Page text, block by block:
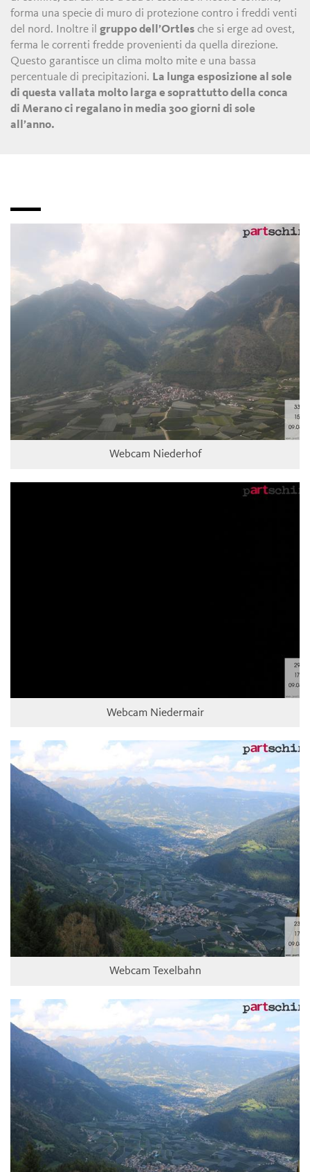
forma una specie di muro di protezione contro i freddi venti
del nord. Inoltre ilgruppo dell’Ortles che si erge ad ovest,
ferma le correnti fredde provenienti da quella direzione.
Questo garantisce un clima molto mite e una bassa
percentuale di precipitazioni. La lunga esposizione al sole
di questa vallata molto larga e soprattutto della conca
di Merano ci regalano in media 300 giorni di sole
all’anno.
Webcam Niederhof
Webcam Niedermair
Webcam Texelbahn